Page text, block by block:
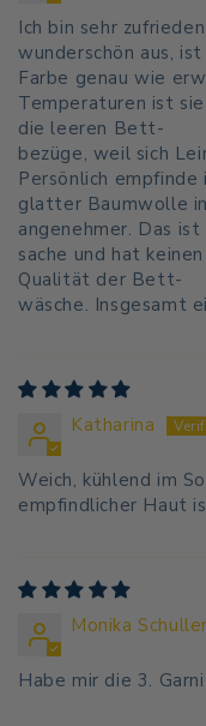
Ich bin sehr
wunderschön aus,
Farbe genau wie
Temperaturen ist
die leeren Bett-
bezüge, weil sich
Persönlich empfinde
glatter Baumwolle
angenehmer. Das
sache und hat
Qualität der Bett-
wäsche. Insgesamt
Katharina
Weich, kühlend im
empfindlicher Haut
Monika Schuller
Habe mir die 3.